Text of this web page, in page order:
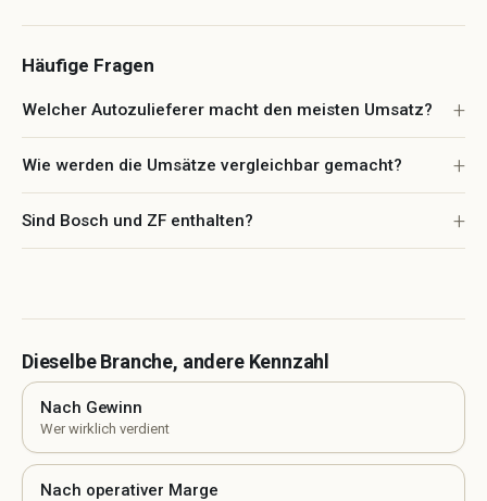
Häufige Fragen
Welcher Autozulieferer macht den meisten Umsatz?
Wie werden die Umsätze vergleichbar gemacht?
Sind Bosch und ZF enthalten?
Dieselbe Branche, andere Kennzahl
Nach Gewinn
Wer wirklich verdient
Nach operativer Marge